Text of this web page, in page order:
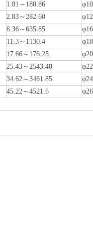
1.81～180.86
2.83～282.60
6.36～635.85
11.3～1130.4
17.66～176.25.
25.43～2543.40
34.62～3461.85
45.22～4521.6